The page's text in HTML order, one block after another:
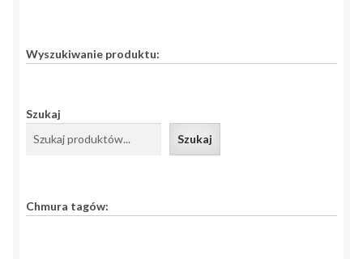
Wyszukiwanie produktu:
Szukaj
Szukaj
Chmura tagów: